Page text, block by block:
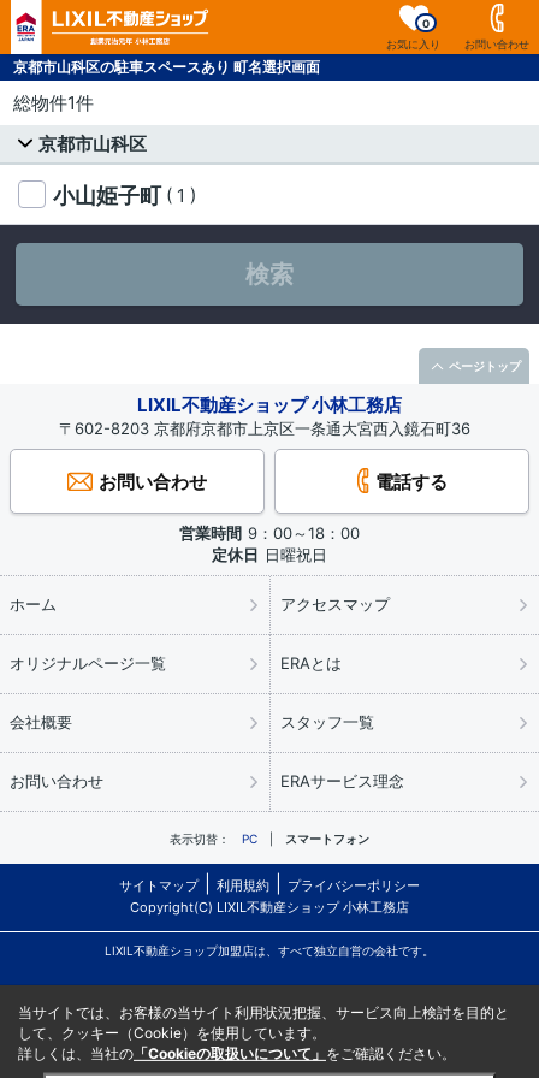
お気に入り
0
お問い合わせ
京都市山科区の駐車スペースあり 町名選択画面
総物件1件
京都市山科区
小山姫子町 ( 1 )
検索
LIXIL不動産ショップ 小林工務店
〒602-8203 京都府京都市上京区一条通大宮西入鏡石町36
お問い合わせ 電話する
営業時間 9：00～18：00
定休日 日曜祝日
ホーム アクセスマップ
オリジナルページ一覧 ERAとは
会社概要 スタッフ一覧
お問い合わせ ERAサービス理念
表示切替： PC スマートフォン
サイトマップ 利用規約
プライバシーポリシー
Copyright(C) LIXIL不動産ショップ 小林工務店
LIXIL不動産ショップ加盟店は、すべて独立自営の会社です。
ページトップ
当サイトでは、お客様の当サイト利用状況把握、サービス向上検討を目的と
して、クッキー（Cookie）を使用しています。
詳しくは、当社の 「Cookieの取扱いについて」 をご確認ください。